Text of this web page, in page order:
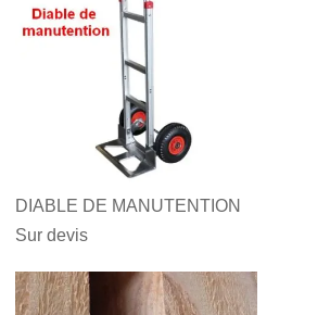
DIABLE DE MANUTENTION
Sur devis